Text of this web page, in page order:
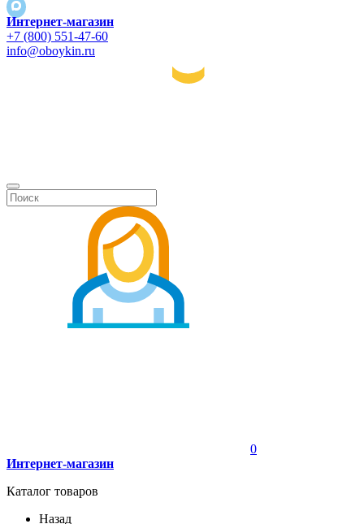
Интернет-магазин
+7 (800) 551-47-60
info@oboykin.ru
0
Интернет-магазин
Каталог товаров
Назад